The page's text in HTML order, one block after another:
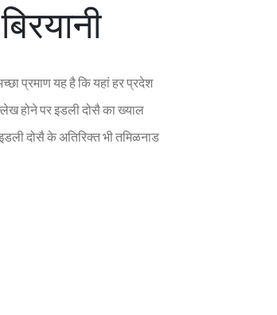
प्रमाण यह है क‍ि यहां हर प्रदेश
होने पर इडली दोसै का ख्‍याल
दोसै के अत‍िर‍िक्‍त भी तम‍िळनाड